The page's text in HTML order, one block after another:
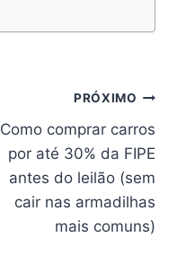
PRÓXIMO
Como comprar carros
por até 30% da FIPE
antes do leilão (sem
cair nas armadilhas
mais comuns)